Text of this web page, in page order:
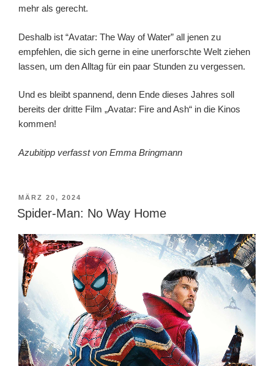
mehr als gerecht.
Deshalb ist “Avatar: The Way of Water” all jenen zu
empfehlen, die sich gerne in eine unerforschte Welt ziehen
lassen, um den Alltag für ein paar Stunden zu vergessen.
Und es bleibt spannend, denn Ende dieses Jahres soll
bereits der dritte Film „Avatar: Fire and Ash“ in die Kinos
kommen!
Azubitipp verfasst von Emma Bringmann
VERÖFFENTLICHT
AM
MÄRZ 20, 2024
Spider-Man: No Way Home